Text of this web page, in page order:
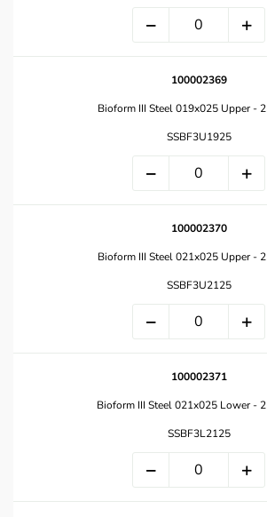
100002369
Bioform III Steel 019x025 Upper -
SSBF3U1925
100002370
Bioform III Steel 021x025 Upper -
SSBF3U2125
100002371
Bioform III Steel 021x025 Lower -
SSBF3L2125